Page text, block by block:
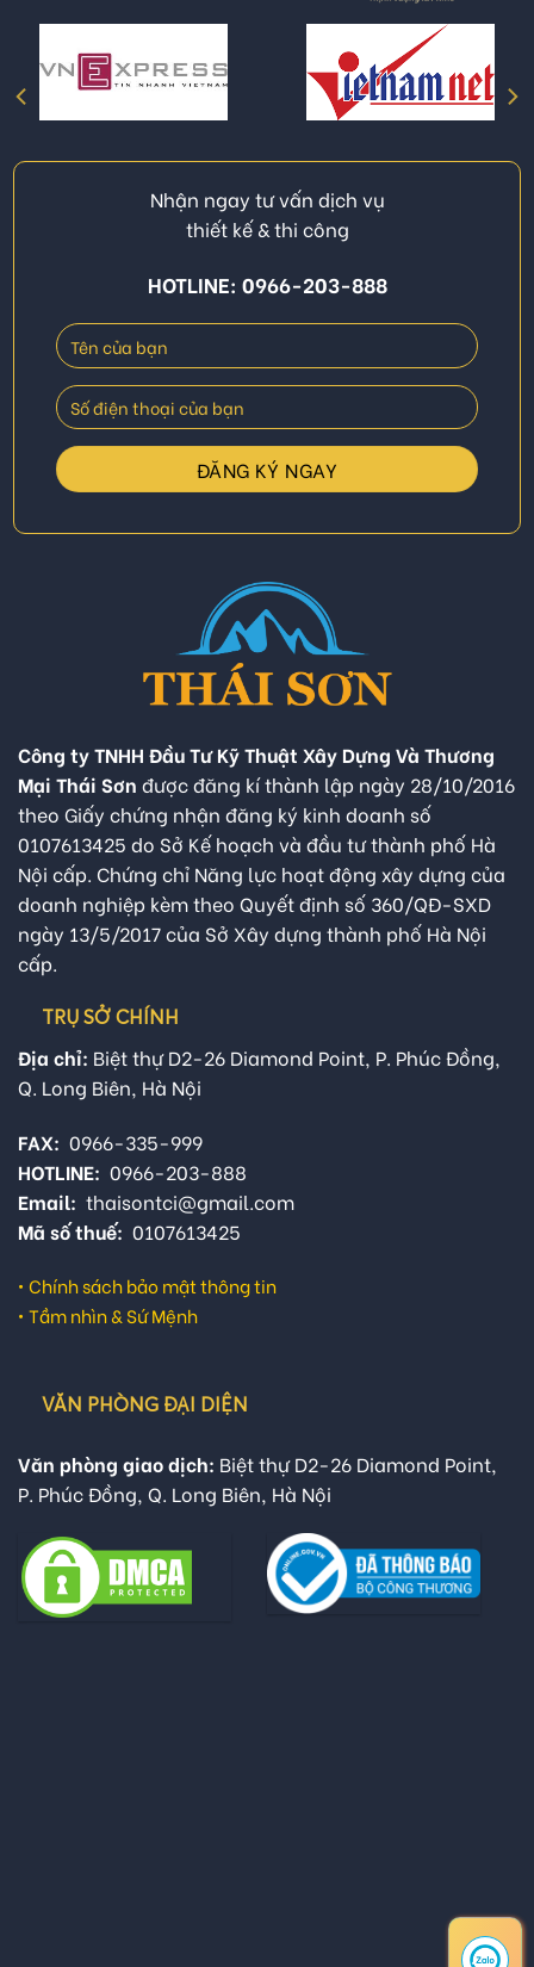
Nhận ngay tư vấn dịch vụ
thiết kế & thi công
HOTLINE: 0966-203-888
Công ty TNHH Đầu Tư Kỹ Thuật Xây Dựng Và Thương
Mại Thái Sơn được đăng kí thành lập ngày 28/10/2016
theo Giấy chứng nhận đăng ký kinh doanh số
0107613425 do Sở Kế hoạch và đầu tư thành phố Hà
Nội cấp. Chứng chỉ Năng lực hoạt động xây dựng của
doanh nghiệp kèm theo Quyết định số 360/QĐ-SXD
ngày 13/5/2017 của Sở Xây dựng thành phố Hà Nội
cấp.
TRỤ SỞ CHÍNH
Địa chỉ: Biệt thự D2-26 Diamond Point, P. Phúc Đồng,
Q. Long Biên, Hà Nội
FAX: 0966-335-999
HOTLINE: 0966-203-888
Email: thaisontci@gmail.com
Mã số thuế: 0107613425
• Chính sách bảo mật thông tin
• Tầm nhìn & Sứ Mệnh
VĂN PHÒNG ĐẠI DIỆN
Văn phòng giao dịch: Biệt thự D2-26 Diamond Point,
P. Phúc Đồng, Q. Long Biên, Hà Nội